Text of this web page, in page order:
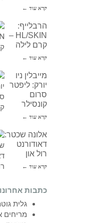
קרא עוד ←
הרבלייף:
HL/SKIN –
קרם לילה
קרא עוד ←
מייבלין ניו
יורק: ליפטר
סרום
קונסילר
קרא עוד ←
אלונה שכטר:
דאודורנט
רול און
קרא עוד ←
כתבות
גלית